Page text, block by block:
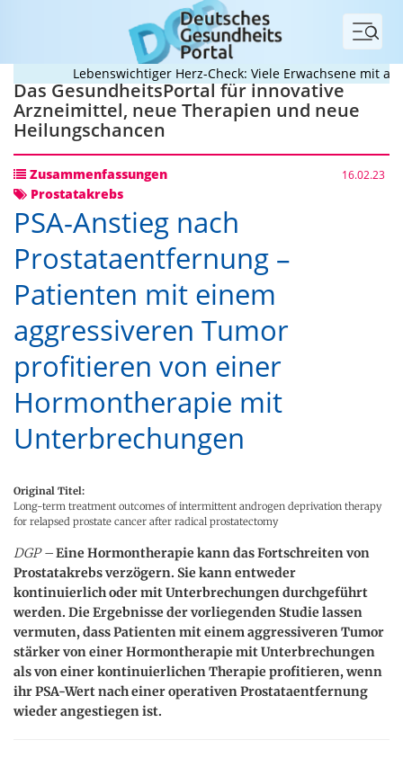
Menü
Lebenswichtiger Herz-Check: Viele Erwachsene mit
Das GesundheitsPortal für innovative
Arzneimittel, neue Therapien und neue
Heilungschancen
Zusammenfassungen 16.02.23
Prostatakrebs
PSA-Anstieg nach
Prostataentfernung –
Patienten mit einem
aggressiveren Tumor
profitieren von einer
Hormontherapie mit
Unterbrechungen
Original Titel:
Long-term treatment outcomes of intermittent androgen deprivation therapy
for relapsed prostate cancer after radical prostatectomy
DGP –Eine Hormontherapie kann das Fortschreiten von
Prostatakrebs verzögern. Sie kann entweder
kontinuierlich oder mit Unterbrechungen durchgeführt
werden. Die Ergebnisse der vorliegenden Studie lassen
vermuten, dass Patienten mit einem aggressiveren Tumor
stärker von einer Hormontherapie mit Unterbrechungen
als von einer kontinuierlichen Therapie profitieren, wenn
ihr PSA-Wert nach einer operativen Prostataentfernung
wieder angestiegen ist.